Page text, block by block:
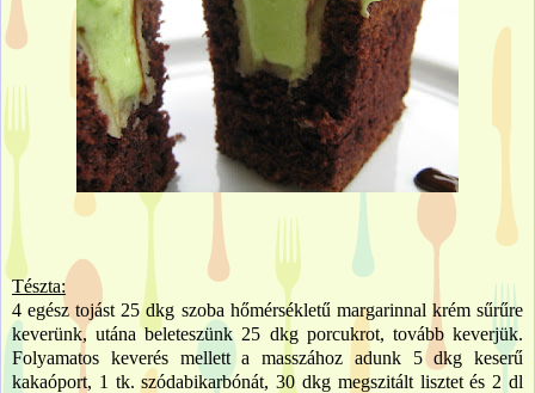
Tészta:
4 egész tojást 25 dkg szoba hőmérsékletű margarinnal krém sűrűre
keverünk, utána beleteszünk 25 dkg porcukrot, tovább keverjük.
Folyamatos keverés mellett a masszához adunk 5 dkg keserű
kakaóport, 1 tk. szódabikarbónát, 30 dkg megszitált lisztet és 2 dl